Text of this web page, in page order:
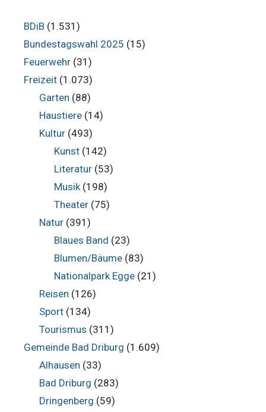
BDiB (1.531)
Bundestagswahl 2025 (15)
Feuerwehr (31)
Freizeit (1.073)
Garten (88)
Haustiere(14)
Kultur(493)
Kunst (142)
Literatur (53)
Musik(198)
Theater (75)
Natur(391)
Blaues Band (23)
Blumen/Bäume (83)
Nationalpark Egge (21)
Reisen (126)
Sport(134)
Tourismus (311)
Gemeinde Bad Driburg (1.609)
Alhausen (33)
Bad Driburg (283)
Dringenberg (59)